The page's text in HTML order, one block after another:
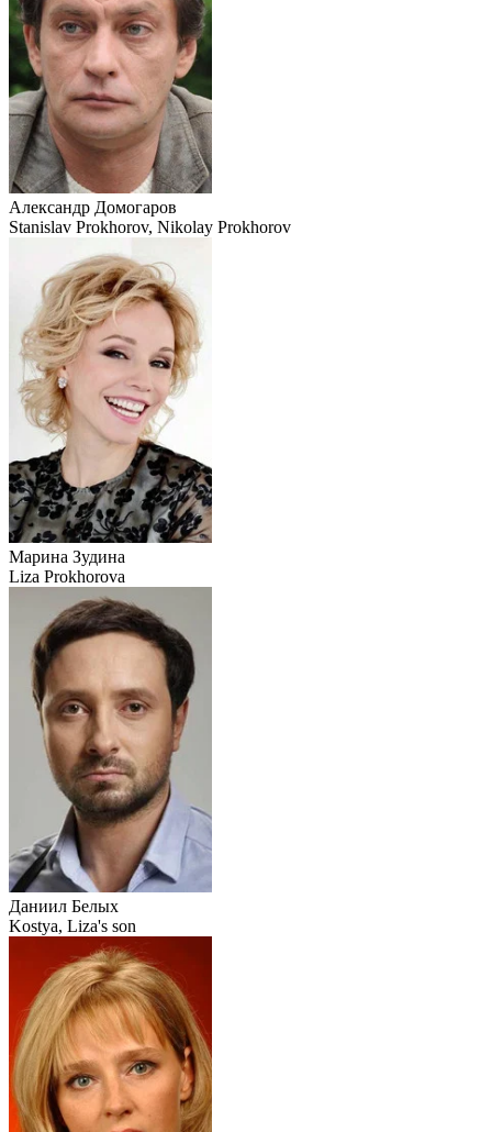
Александр Домогаров
Stanislav Prokhorov, Nikolay Prokhorov
Марина Зудина
Liza Prokhorova
Даниил Белых
Kostya, Liza's son